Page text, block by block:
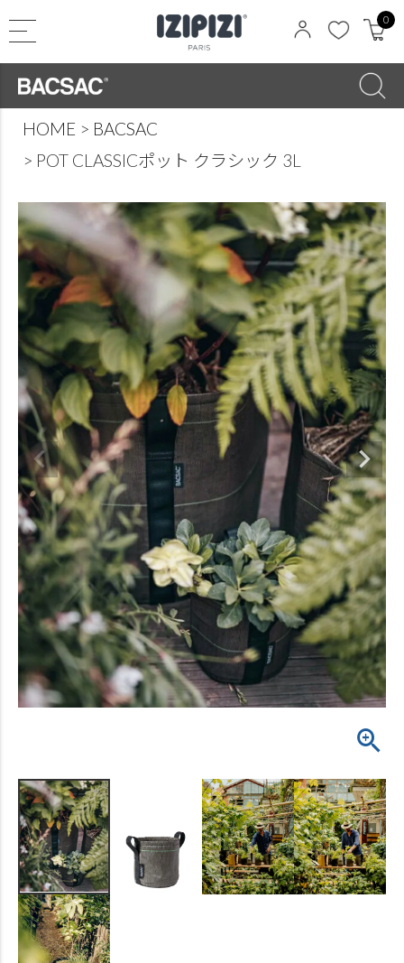
0
HOME
BACSAC
POT CLASSICポット クラシック 3L